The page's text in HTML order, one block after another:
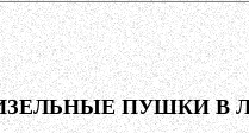
ПУШКИ В